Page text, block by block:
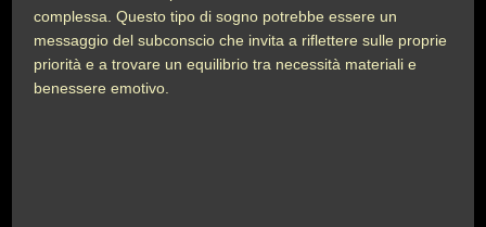
complessa. Questo tipo di sogno potrebbe essere un
messaggio del subconscio che invita a riflettere sulle proprie
priorità e a trovare un equilibrio tra necessità materiali e
benessere emotivo.